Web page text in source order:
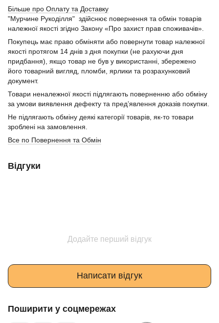
Більше про Оплату та Доставку
"Мурчине Рукоділля" здійснює повернення та обмін товарів
належної якості згідно Закону «Про захист прав споживачів».
Покупець має право обміняти або повернути товар належної
якості протягом 14 днів з дня покупки (не рахуючи дня
придбання), якщо товар не був у використанні, збережено
його товарний вигляд, пломби, ярлики та розрахунковий
документ.
Товари неналежної якості підлягають поверненню або обміну
за умови виявлення дефекту та пред’явлення доказів покупки.
Не підлягають обміну деякі категорії товарів, як-то товари
зроблені на замовлення.
Все по Повернення та Обмін
Відгуки
Додайте перший відгук
Написати відгук
Поширити у соцмережах